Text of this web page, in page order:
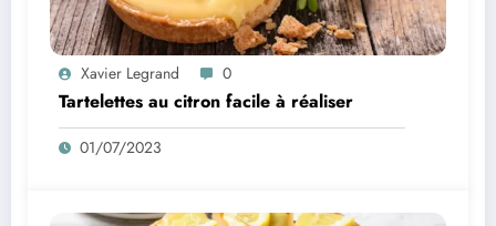
Xavier Legrand 0
Tartelettes au citron facile à réaliser
01/07/2023